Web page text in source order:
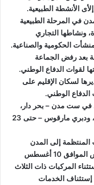
الأنشطة الطبيعية.
في المرحلة الطبيعية
ونشاطها التجاري
الحكومية والصناعية.
بعد رفض الجماعة
لقوات الدفاع الوطني.
لسكان الإقليم على
الوطني.
في ست مدن – بحر دار،
لاليبيلا، قوندر، شوا روبيت، دبرى برهان، ودبري مارقوس – حتى 23
المنتظمة إلى المدن
المذكورة أعلاه اعتباراً من اليوم الخميس الموافق 10 أغسطس
المركبات ذات الثلاث
إستئناف الخدمات